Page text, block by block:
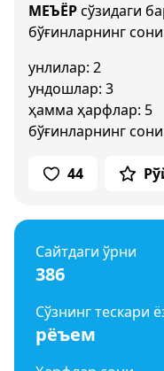
МЕЪЁРсўзидаги
бўғинларнинг
унлилар: 2
ундошлар: 3
ҳамма ҳарфлар: 5
бўғинларнинг
44
Сайтдаги ўрни
386
Сўзнинг тескари
рёъем